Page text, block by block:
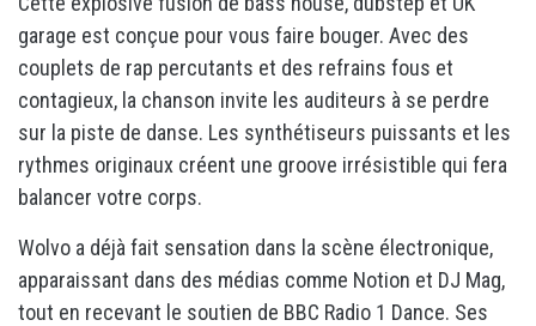
garage est conçue pour vous faire bouger. Avec des
couplets de rap percutants et des refrains fous et
contagieux, la chanson invite les auditeurs à se perdre
sur la piste de danse. Les synthétiseurs puissants et les
rythmes originaux créent une groove irrésistible qui fera
balancer votre corps.
Wolvo a déjà fait sensation dans la scène électronique,
apparaissant dans des médias comme Notion et DJ Mag,
tout en recevant le soutien de BBC Radio 1 Dance. Ses